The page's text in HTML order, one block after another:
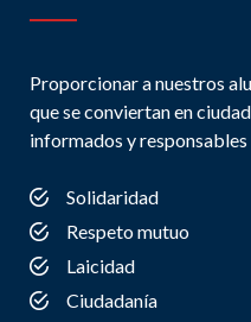
Proporcionar a nuestros
que se conviertan en
informados y responsables
Solidaridad
Respeto mutuo
Laicidad
Ciudadanía